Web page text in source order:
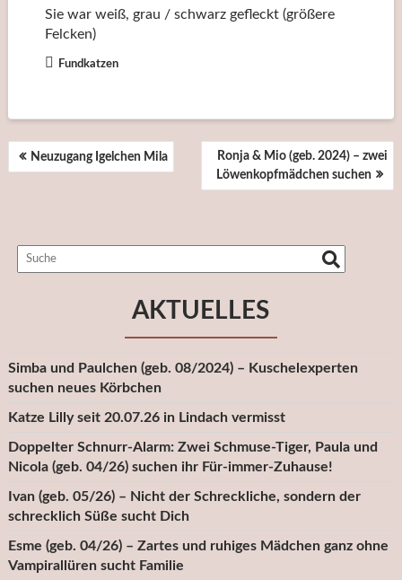
Sie war weiß, grau / schwarz gefleckt (größere
Felcken)
Fundkatzen
BEITRAGSNAVIGATION
Neuzugang Igelchen Mila
Ronja & Mio (geb. 2024) – zwei
Löwenkopfmädchen suchen
AKTUELLES
Simba und Paulchen (geb. 08/2024) – Kuschelexperten
suchen neues Körbchen
Katze Lilly seit 20.07.26 in Lindach vermisst
Doppelter Schnurr-Alarm: Zwei Schmuse-Tiger, Paula und
Nicola (geb. 04/26) suchen ihr Für-immer-Zuhause!
Ivan (geb. 05/26) – Nicht der Schreckliche, sondern der
schrecklich Süße sucht Dich
Esme (geb. 04/26) – Zartes und ruhiges Mädchen ganz ohne
Vampirallüren sucht Familie